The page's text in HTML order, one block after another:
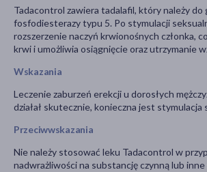
Tadacontrol zawiera tadalafil, który należy
fosfodiesterazy typu 5. Po stymulacji
rozszerzenie naczyń krwionośnych członka,
krwi i umożliwia osiągnięcie oraz utrzymanie
Wskazania
Leczenie zaburzeń erekcji u dorosłych
działał skutecznie, konieczna jest stymulacja
Przeciwwskazania
Nie należy stosować leku Tadacontrol w
nadwrażliwości na substancję czynną lub